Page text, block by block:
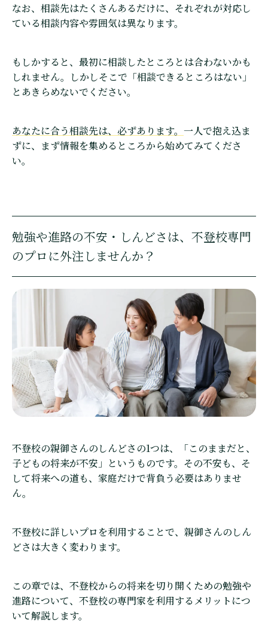
なお、相談先はたくさんあるだけに、それぞれが対応し
ている相談内容や雰囲気は異なります。
もしかすると、最初に相談したところとは合わないかも
しれません。しかしそこで「相談できるところはない」
とあきらめないでください。
あなたに合う相談先は、必ずあります。 一人で抱え込ま
ずに、まず情報を集めるところから始めてみてくださ
い。
勉強や進路の不安・しんどさは、不登校専門
のプロに外注しませんか？
不登校の親御さんのしんどさの1つは、「このままだと、
子どもの将来が不安」というものです。その不安も、そ
して将来への道も、家庭だけで背負う必要はありませ
ん。
不登校に詳しいプロを利用することで、親御さんのしん
どさは大きく変わります。
この章では、不登校からの将来を切り開くための勉強や
進路について、不登校の専門家を利用するメリットにつ
いて解説します。